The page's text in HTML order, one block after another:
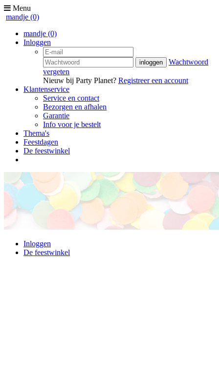
Menu
mandje (0)
mandje (0)
Inloggen
Wachtwoord
vergeten
Nieuw bij Party Planet? Registreer een account
Klantenservice
Service en contact
Bezorgen en afhalen
Garantie
Info voor je bestelt
Thema's
Feestdagen
De feestwinkel
Inloggen
De feestwinkel